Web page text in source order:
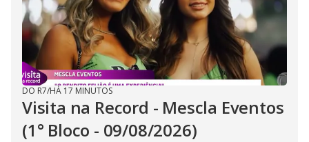
DO R7/HÁ 17 MINUTOS
Visita na Record - Mescla Eventos
(1° Bloco - 09/08/2026)